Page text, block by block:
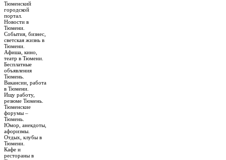
Тюменский
городской
портал.
Новости в
Тюмени.
События, бизнес,
светская жизнь в
Тюмени.
Афиша, кино,
театр в Тюмени.
Бесплатные
объявления
Тюмень.
Вакансии, работа
в Тюмени.
Ищу работу,
резюме Тюмень.
Тюменские
форумы –
Тюмень.
Юмор, анекдоты,
афоризмы.
Отдых, клубы в
Тюмени.
Кафе и
рестораны в